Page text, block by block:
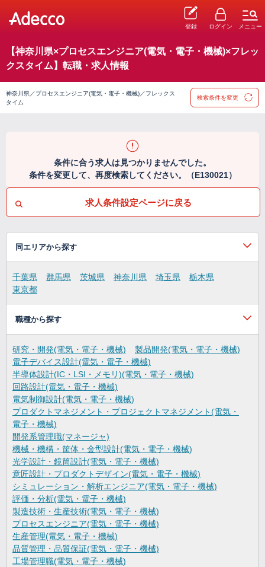
登録 ログイン メニュー
【神奈川県×プロセスエンジニア(電気・電子・機械)×フレッ
クスタイム】転職・求人情報
神奈川県／プロセスエンジニア(電気・電子・機械)／フレックス
タイム
検索条件を変更
条件に合う求人は見つかりませんでした。
条件を変更して、再度検索してください。（E130021）
求人条件設定ページに戻る
同エリアから探す
千葉県 群馬県 茨城県 神奈川県 埼玉県
栃木県
東京都
職種から探す
研究・開発(電気・電子・機械)
製品開発(電気・電子・機械)
電子デバイス設計(電気・電子・機械)
半導体設計(IC・LSI・メモリ)(電気・電子・機械)
回路設計(電気・電子・機械)
電気制御設計(電気・電子・機械)
プロダクトマネジメント・プロジェクトマネジメント(電気・
電子・機械)
開発系管理職(マネージャ)
機械・機構・筐体・金型設計(電気・電子・機械)
光学設計・鏡筒設計(電気・電子・機械)
意匠設計・プロダクトデザイン(電気・電子・機械)
シミュレーション・解析エンジニア(電気・電子・機械)
評価・分析(電気・電子・機械)
製造技術・生産技術(電気・電子・機械)
プロセスエンジニア(電気・電子・機械)
生産管理(電気・電子・機械)
品質管理・品質保証(電気・電子・機械)
工場管理職(電気・電子・機械)